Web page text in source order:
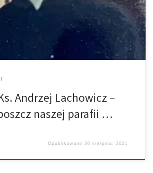
śp Ks. Lachowicza odbędzie się w sobotę
Andrzej Lachowicz –
naszej parafii …
Opublikowano26 sierpnia, 2021